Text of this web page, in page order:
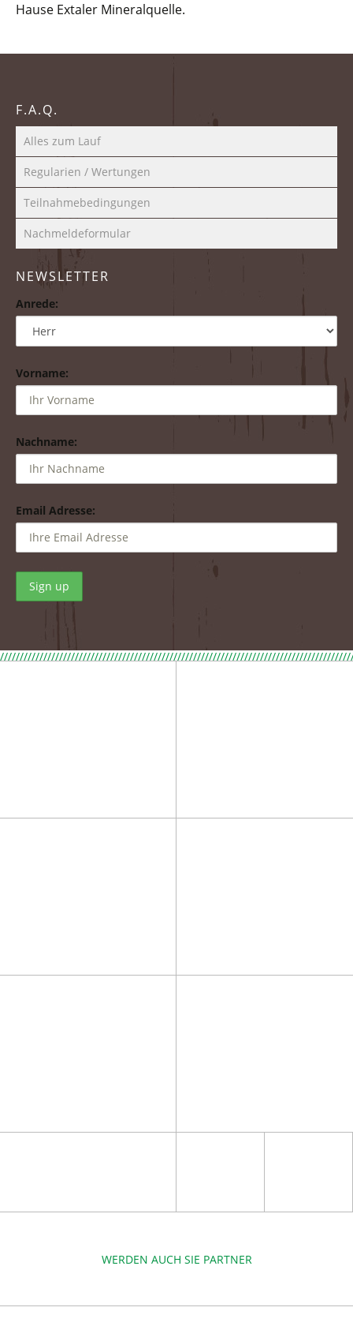
Hause Extaler Mineralquelle.
F.A.Q.
Alles zum Lauf
Regularien / Wertungen
Teilnahmebedingungen
Nachmeldeformular
NEWSLETTER
Anrede:
Vorname:
Nachname:
Email Adresse:
WERDEN AUCH SIE PARTNER